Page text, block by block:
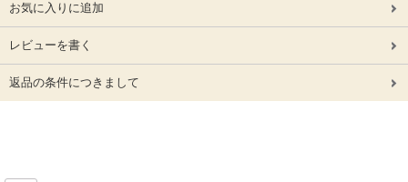
お気に入りに追加
レビューを書く
返品の条件につきまして